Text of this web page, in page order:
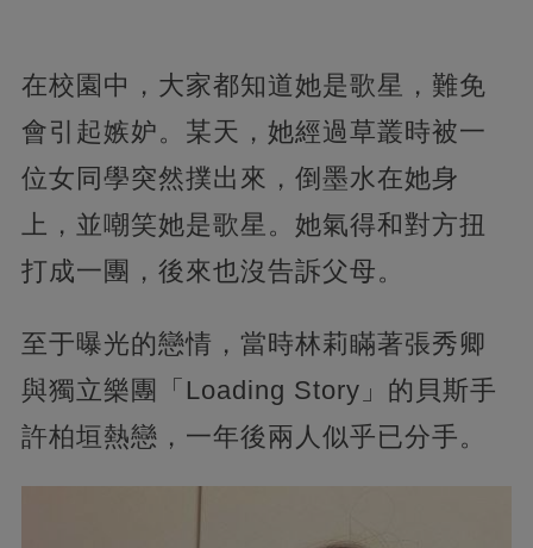
在校園中，大家都知道她是歌星，難免
會引起嫉妒。某天，她經過草叢時被一
位女同學突然撲出來，倒墨水在她身
上，並嘲笑她是歌星。她氣得和對方扭
打成一團，後來也沒告訴父母。
至于曝光的戀情，當時林莉瞞著張秀卿
與獨立樂團「Loading Story」的貝斯手
許柏垣熱戀，一年後兩人似乎已分手。